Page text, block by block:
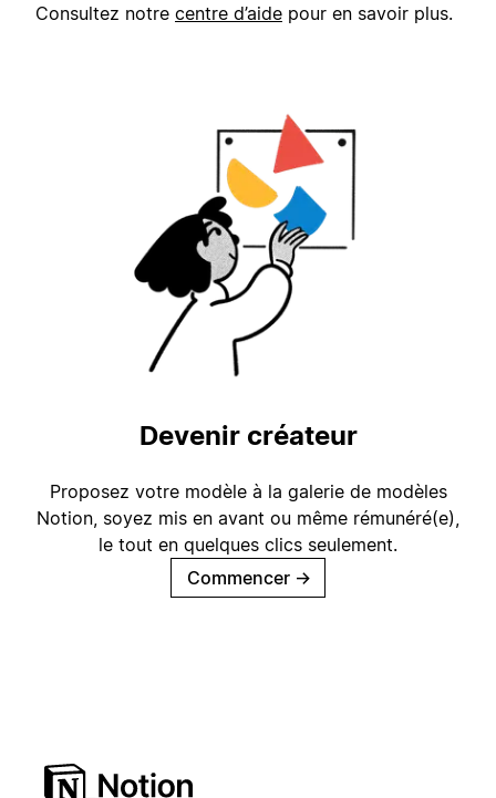
Consultez notre centre d’aide pour en savoir plus.
Devenir créateur
Proposez votre modèle à la galerie de modèles
Notion, soyez mis en avant ou même rémunéré(e),
le tout en quelques clics seulement.
Commencer →